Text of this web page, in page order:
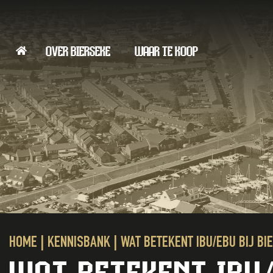
OVER BIERSEKE WAAR TE KOOP
HOME KENNISBANK WAT BETEKENT IBU/EBU BIJ